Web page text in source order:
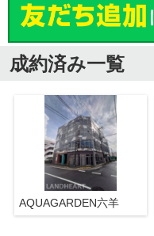
成約済み一覧
AQUAGARDEN六羊